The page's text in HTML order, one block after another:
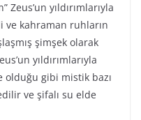
Zeus’un yıldırımlarıyla
ve kahraman ruhların
şimşek olarak
yıldırımlarıyla
gibi mistik bazı
ve şifalı su elde